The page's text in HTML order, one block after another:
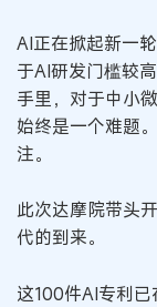
AI正在掀起新一
于AI研发门槛较
手里，对于中小
始终是一个难题
注。
此次达摩院带头
代的到来。
这100件AI专利